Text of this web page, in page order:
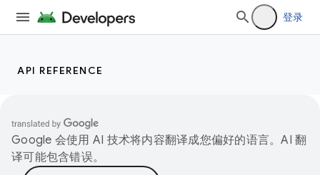
登录
API REFERENCE
Google 会使用 AI 技术将内容翻译成您偏好的语言。AI 翻
译可能包含错误。